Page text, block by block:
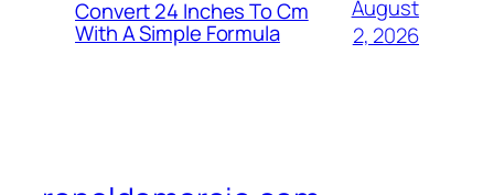
Convert 24 Inches To Cm
With A Simple Formula
August
2, 2026